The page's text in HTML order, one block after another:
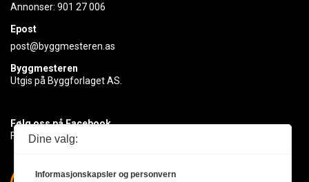
Annonser: 901 27 006
Epost
post@byggmesteren.as
Byggmesteren
Utgis på Byggforlaget AS.
Følg oss på Facebook
Få med deg det siste innen byggebransjen
Dine valg:
Informasjonskapsler og personvern